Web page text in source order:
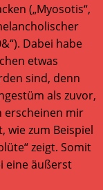
(„Myosotis“,
Dabei habe
etwas
sind, denn
als zuvor,
erscheinen mir
wie zum Beispiel
zeigt. Somit
eine äußerst